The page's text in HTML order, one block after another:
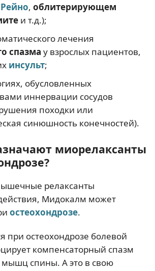
, облитерирующем
и т.д.);
лечения
спазма у взрослых пациентов,
инсульт;
обусловленных
иннервации сосудов
походки или
синюшность конечностей).
миорелаксанты
релаксанты
Мидокалм может
остеохондрозе.
при остеохондрозе болевой
компенсаторный спазм
мышц спины. А это в свою